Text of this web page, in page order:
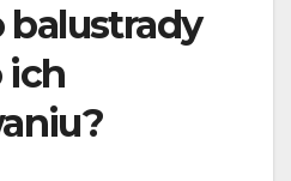
balustrady
ich